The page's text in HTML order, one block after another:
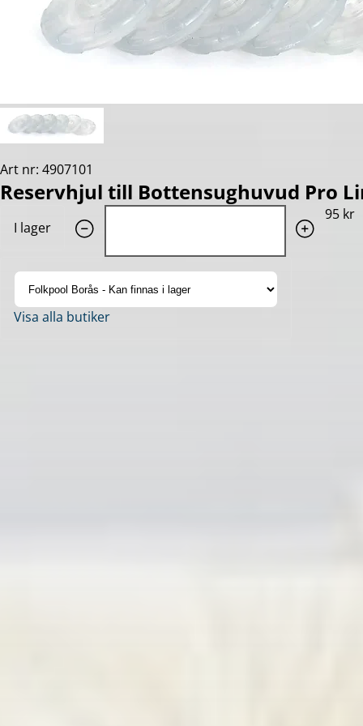
Art nr: 4907101
Reservhjul till Bottensughuvud Pro
I lager
95 kr
Visa alla butiker